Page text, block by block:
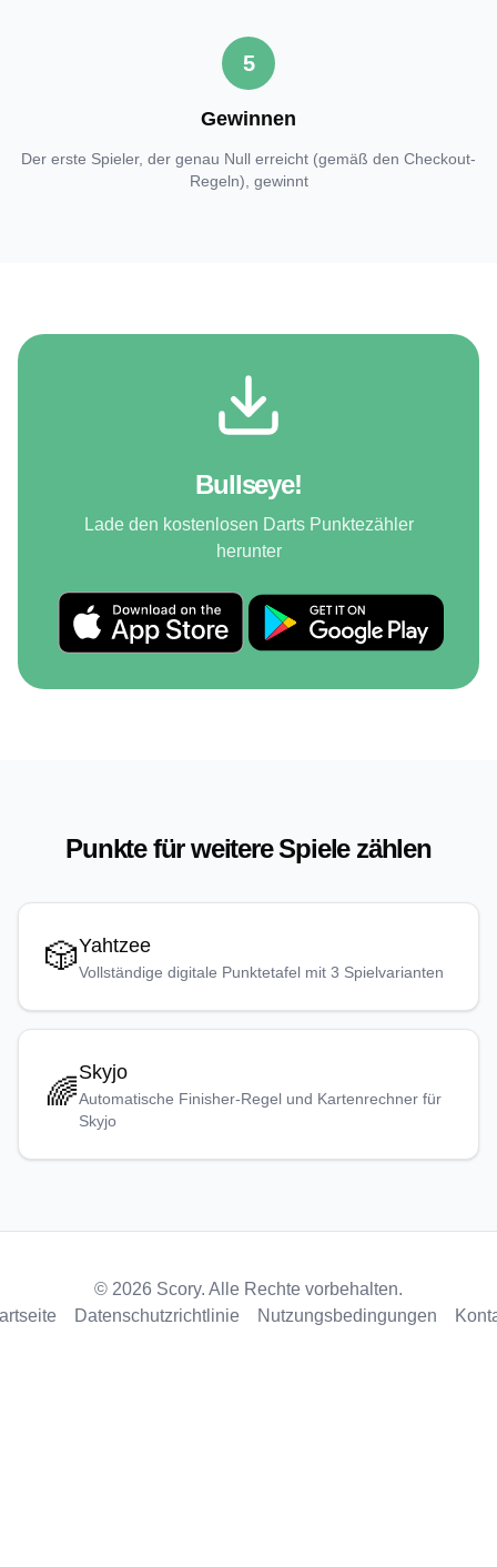
5
Gewinnen
Der erste Spieler, der genau Null erreicht (gemäß den Checkout-
Regeln), gewinnt
Bullseye!
Lade den kostenlosen Darts Punktezähler
herunter
Punkte für weitere Spiele zählen
🎲Yahtzee
Vollständige digitale Punktetafel mit 3 Spielvarianten
🌈
Skyjo
Automatische Finisher-Regel und Kartenrechner für
Skyjo
© 2026 Scory. Alle Rechte vorbehalten.
Datenschutzrichtlinie Nutzungsbedingungen